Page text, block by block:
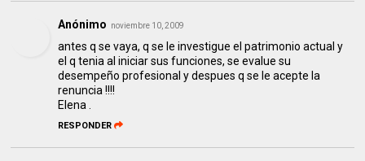
Anónimo noviembre 10, 2009
antes q se vaya, q se le investigue el patrimonio actual y
el q tenia al iniciar sus funciones, se evalue su
desempeño profesional y despues q se le acepte la
renuncia !!!!
Elena .
RESPONDER